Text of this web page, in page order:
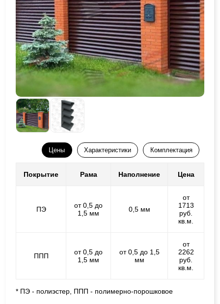
Цены Характеристики Комплектация
Покрытие Рама Наполнение Цена
ПЭ
от 0,5 до
1,5 мм
0,5 мм
от
1713
руб.
кв.м.
ППП
от 0,5 до
1,5 мм
от 0,5 до 1,5
мм
от
2262
руб.
кв.м.
* ПЭ - полиэстер, ППП - полимерно-порошковое